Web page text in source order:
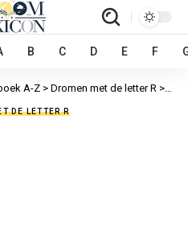
B C D E F
A-Z > Dromen met de letter R >
DE LETTER R